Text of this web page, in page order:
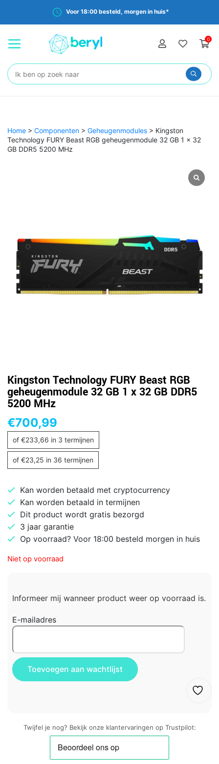
Voor 18:00 besteld, morgen in huis*
0
Zoeken:
Home > Componenten > Geheugenmodules > Kingston
Technology FURY Beast RGB geheugenmodule 32 GB 1 x 32
GB DDR5 5200 MHz
Kingston Technology FURY Beast RGB
geheugenmodule 32 GB 1 x 32 GB DDR5
5200 MHz
€700,99
of €233,66 in 3 termijnen
of €23,25 in 36 termijnen
Kan worden betaald met cryptocurrency
Kan worden betaald in termijnen
Dit product wordt gratis bezorgd
3 jaar garantie
Op voorraad? Voor 18:00 besteld morgen in huis
Niet op voorraad
Informeer mij wanneer product weer op voorraad is.
E-mailadres
Twijfel je nog? Bekijk onze klantervaringen op Trustpilot: